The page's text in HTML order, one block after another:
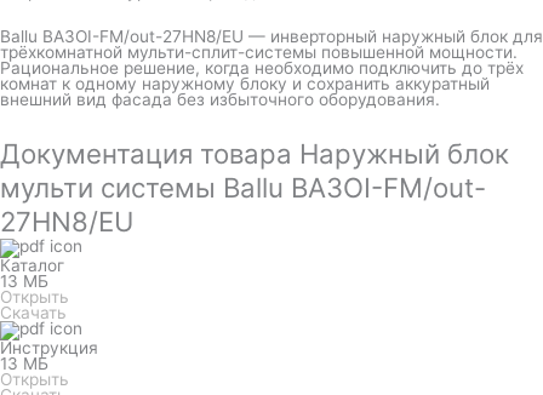
Ballu BA3OI-FM/out-27HN8/EU — инверторный наружный блок для
трёхкомнатной мульти-сплит-системы повышенной мощности.
Рациональное решение, когда необходимо подключить до трёх
комнат к одному наружному блоку и сохранить аккуратный
внешний вид фасада без избыточного оборудования.
Документация товара Наружный блок
мульти системы Ballu BA3OI-FM/out-
27HN8/EU
Каталог
13 МБ
Открыть
Скачать
Инструкция
13 МБ
Открыть